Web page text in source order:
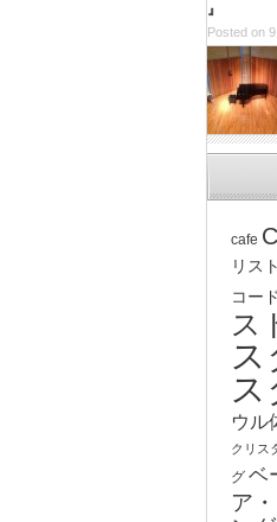
』
Posted on
cafe
リスト
コー
ス
ウル
クリス
グ ベ
ア